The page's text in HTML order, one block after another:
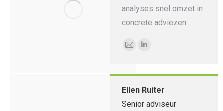
analyses snel omzet in
concrete adviezen.
E-
Ellen Ruiter
Senior adviseur